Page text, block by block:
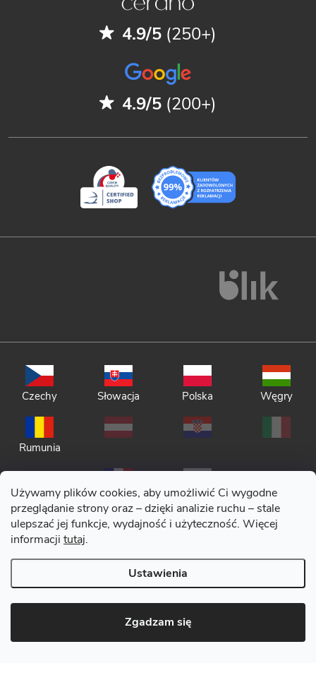
Używamy plików cookies, aby umożliwić Ci wygodne
przeglądanie strony oraz – dzięki analizie ruchu – stale
ulepszać jej funkcje, wydajność i użyteczność. Więcej
informacji tutaj.
Ustawienia
Zgadzam się
4.9/5 (250+)
4.9/5 (200+)
Czechy Słowacja Polska Węgry
Rumunia
Regulamin
Opracował Shoptet Premium
ustawienia plików cookies